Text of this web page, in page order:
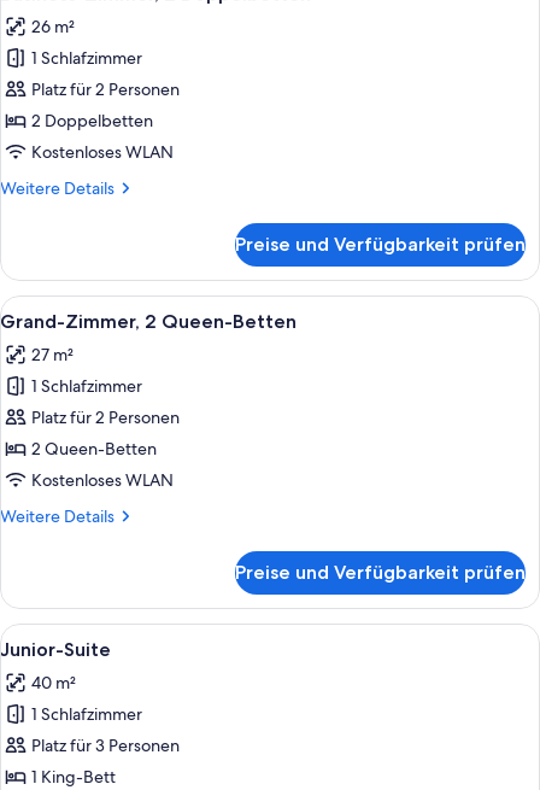
Fotos
für
Business-
Zimmer,
2 Doppelbetten
anzeigen
26 m²
1 Schlafzimmer
Platz für 2 Personen
2 Doppelbetten
Kostenloses WLAN
Weitere Details
Weitere
Zimmer,
2 Doppelbetten
Preise und Verfügbarkeit prüfen
Alle
Fotos
für
Grand-
Zimmer,
2 Queen-
Betten
Ein Hotelzimmer mit zwei Betten,
14
Grand-Zimmer, 2 Queen-Betten
27 m²
1 Schlafzimmer
Platz für 2 Personen
2 Queen-Betten
Kostenloses WLAN
Weitere Details
Weitere
Zimmer,
2 Queen-
Betten
Preise und Verfügbarkeit prüfen
Alle
Fotos
für
Junior-
Suite
anzeigen
Ein Hotelzimmer mit Bett,
10
Junior-Suite
40 m²
1 Schlafzimmer
Platz für 3 Personen
1 King-Bett